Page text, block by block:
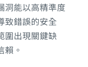
洞能以高精準度
致錯誤的安全
圍出現關鍵缺
賴。